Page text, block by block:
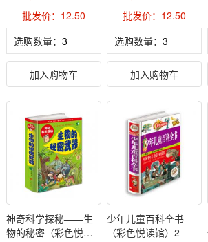
批发价：12.50
选购数量：
加入购物车
批发价：12.50
选购数量：
加入购物车
神奇科学探秘——生
物的秘密（彩色悦读
少年儿童百科全书
（彩色悦读馆）2